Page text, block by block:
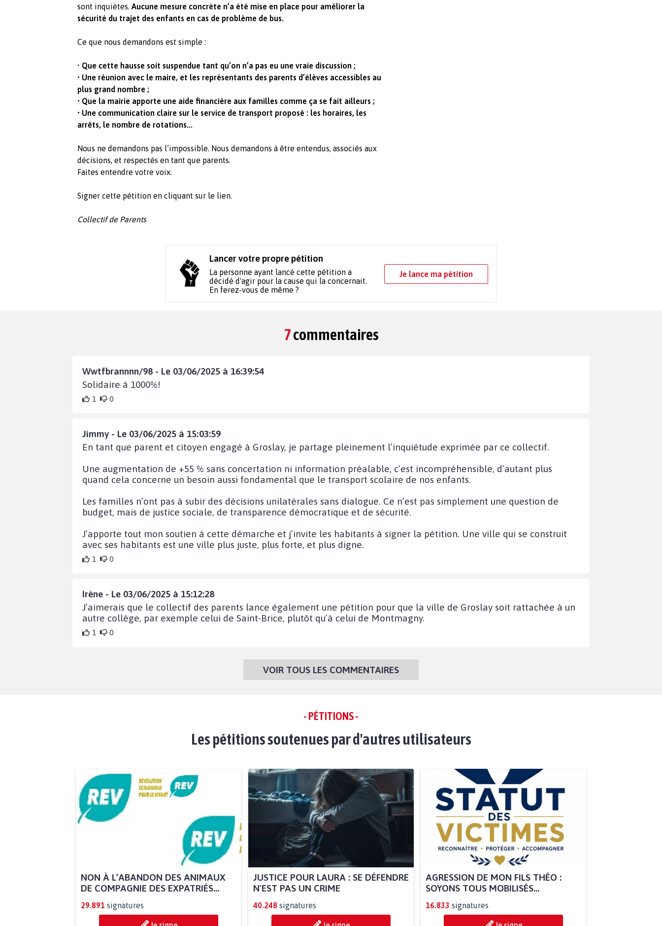
sont inquiètes. Aucune mesure concrète n’a été mise en place pour améliorer la
sécurité du trajet des enfants en cas de problème de bus.
Ce que nous demandons est simple :
• Que cette hausse soit suspendue tant qu’on n’a pas eu une vraie discussion ;
• Une réunion avec le maire, et les représentants des parents d’élèves accessibles au
plus grand nombre ;
• Que la mairie apporte une aide financière aux familles comme ça se fait ailleurs ;
• Une communication claire sur le service de transport proposé : les horaires, les
arrêts, le nombre de rotations...
Nous ne demandons pas l’impossible. Nous demandons à être entendus, associés aux
décisions, et respectés en tant que parents.
Faites entendre votre voix.
Signer cette pétition en cliquant sur le lien.
Collectif de Parents
Lancer votre propre pétition
La personne ayant lancé cette pétition a
décidé d'agir pour la cause qui la concernait.
En ferez-vous de même ?
Je lance ma pétition
7commentaires
Wwtfbrannnn/98 - Le 03/06/2025 à 16:39:54
Solidaire à 1000%!
1 0
Jimmy - Le 03/06/2025 à 15:03:59
En tant que parent et citoyen engagé à Groslay, je partage pleinement l’inquiétude exprimée par ce collectif.
Une augmentation de +55 % sans concertation ni information préalable, c’est incompréhensible, d’autant plus
quand cela concerne un besoin aussi fondamental que le transport scolaire de nos enfants.
Les familles n’ont pas à subir des décisions unilatérales sans dialogue. Ce n’est pas simplement une question de
budget, mais de justice sociale, de transparence démocratique et de sécurité.
J’apporte tout mon soutien à cette démarche et j’invite les habitants à signer la pétition. Une ville qui se construit
avec ses habitants est une ville plus juste, plus forte, et plus digne.
1 0
Irène - Le 03/06/2025 à 15:12:28
J’aimerais que le collectif des parents lance également une pétition pour que la ville de Groslay soit rattachée à un
autre collège, par exemple celui de Saint-Brice, plutôt qu’à celui de Montmagny.
1 0
VOIR TOUS LES COMMENTAIRES
- PÉTITIONS -
Les pétitions soutenues par d'autres utilisateurs
NON À L’ABANDON DES ANIMAUX
DE COMPAGNIE DES EXPATRIÉS...
29.891 signatures
JUSTICE POUR LAURA : SE DÉFENDRE
N'EST PAS UN CRIME
40.248 signatures
AGRESSION DE MON FILS THÉO :
SOYONS TOUS MOBILISÉS...
16.833 signatures